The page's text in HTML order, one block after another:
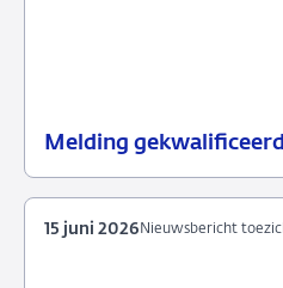
Melding
2026
Nieuwsbericht
15 juni 2026